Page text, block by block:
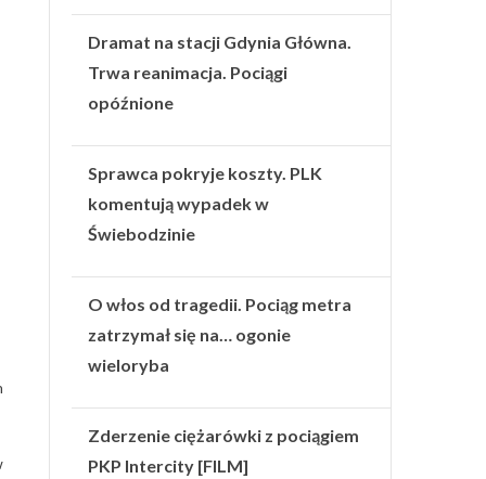
Dramat na stacji Gdynia Główna.
Trwa reanimacja. Pociągi
opóźnione
Sprawca pokryje koszty. PLK
komentują wypadek w
Świebodzinie
O włos od tragedii. Pociąg metra
zatrzymał się na… ogonie
wieloryba
Zderzenie ciężarówki z pociągiem
PKP Intercity [FILM]